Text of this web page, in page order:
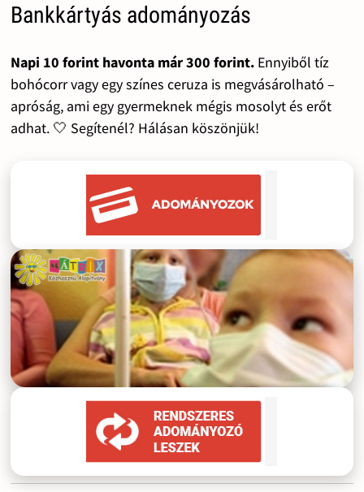
Bankkártyás adományozás
Napi 10 forint havonta már 300 forint.Ennyiből tíz
bohócorr vagy egy színes ceruza is megvásárolható –
apróság, ami egy gyermeknek mégis mosolyt és erőt
adhat. 🤍 Segítenél? Hálásan köszönjük!